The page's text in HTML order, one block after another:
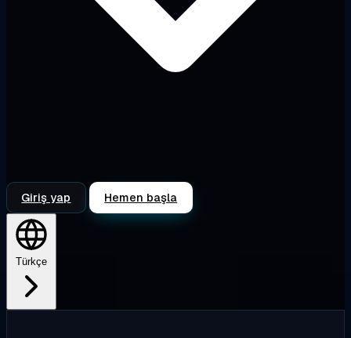
Giriş yap Hemen başla
Türkçe